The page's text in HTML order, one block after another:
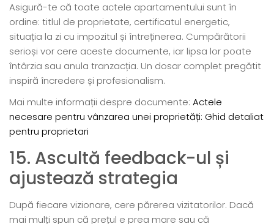
Asigură-te că toate actele apartamentului sunt în
ordine: titlul de proprietate, certificatul energetic,
situația la zi cu impozitul și întreținerea. Cumpărătorii
serioși vor cere aceste documente, iar lipsa lor poate
întârzia sau anula tranzacția. Un dosar complet pregătit
inspiră încredere și profesionalism.
Mai multe informații despre documente: Actele
necesare pentru vânzarea unei proprietăți: Ghid detaliat
pentru proprietari
15. Ascultă feedback-ul și
ajustează strategia
După fiecare vizionare, cere părerea vizitatorilor. Dacă
mai mulți spun că prețul e prea mare sau că